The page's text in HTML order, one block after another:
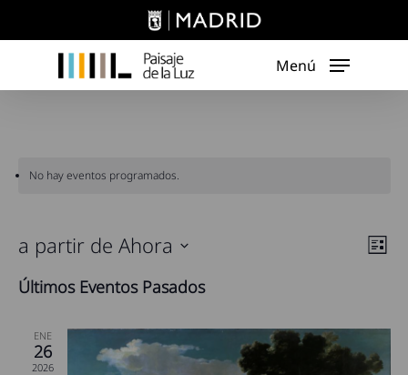
Menú
No hay eventos programados.
Lista
a partir de Ahora
fecha.
Últimos Eventos Pasados
ENE
26
2026